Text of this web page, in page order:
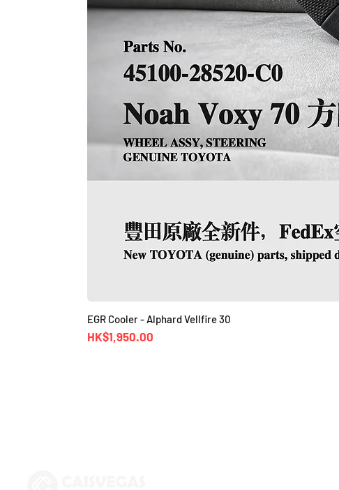
EGR Cooler - Alphard Vellfire 30
價格
HK$1,950.00